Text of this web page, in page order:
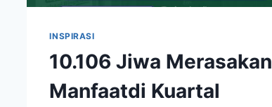
INSPIRASI
10.106 Jiwa Merasakan
Manfaatdi Kuartal